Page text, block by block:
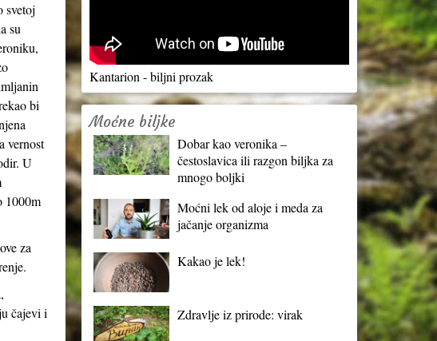
svetoj
su
bi
vernost
U
1000m
za
čajevi i
Kantarion - biljni prozak
Moćne biljke
Dobar kao veronika –
čestoslavica ili razgon biljka za
mnogo boljki
Moćni lek od aloje i meda za
jačanje organizma
Kakao je lek!
Zdravlje iz prirode: virak